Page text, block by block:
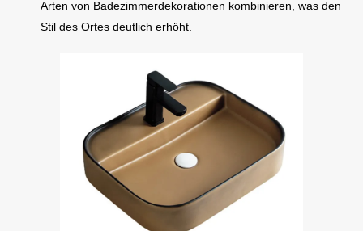
Arten von Badezimmerdekorationen kombinieren, was den
Stil des Ortes deutlich erhöht.